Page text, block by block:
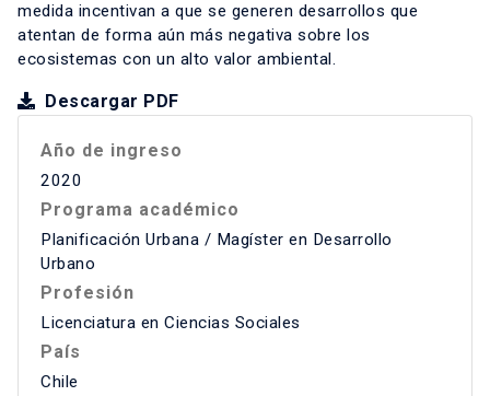
medida incentivan a que se generen desarrollos que
atentan de forma aún más negativa sobre los
ecosistemas con un alto valor ambiental.
Descargar PDF
Año de ingreso
2020
Programa académico
Planificación Urbana / Magíster en Desarrollo
Urbano
Profesión
Licenciatura en Ciencias Sociales
País
Chile